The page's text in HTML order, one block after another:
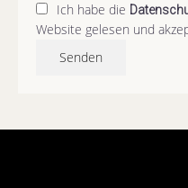
Ich habe die
Website gelesen und
Senden